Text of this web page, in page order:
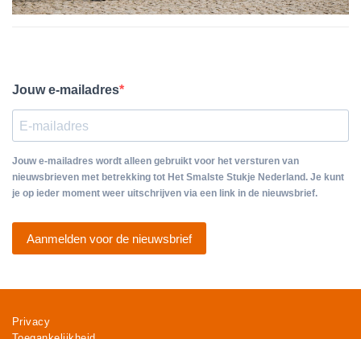
Jouw e-mailadres
Jouw e-mailadres wordt alleen gebruikt voor het versturen van
nieuwsbrieven met betrekking tot Het Smalste Stukje Nederland. Je kunt
je op ieder moment weer uitschrijven via een link in de nieuwsbrief.
Aanmelden voor de nieuwsbrief
Privacy